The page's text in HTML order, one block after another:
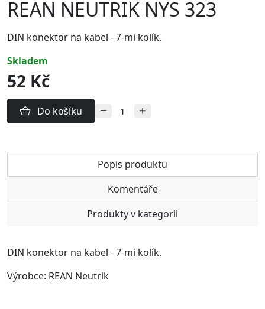
REAN NEUTRIK NYS 323
DIN konektor na kabel - 7-mi kolík.
skladem
52 Kč
Do košíku
Popis produktu
Komentáře
Produkty v kategorii
DIN konektor na kabel - 7-mi kolík.
Výrobce: REAN Neutrik